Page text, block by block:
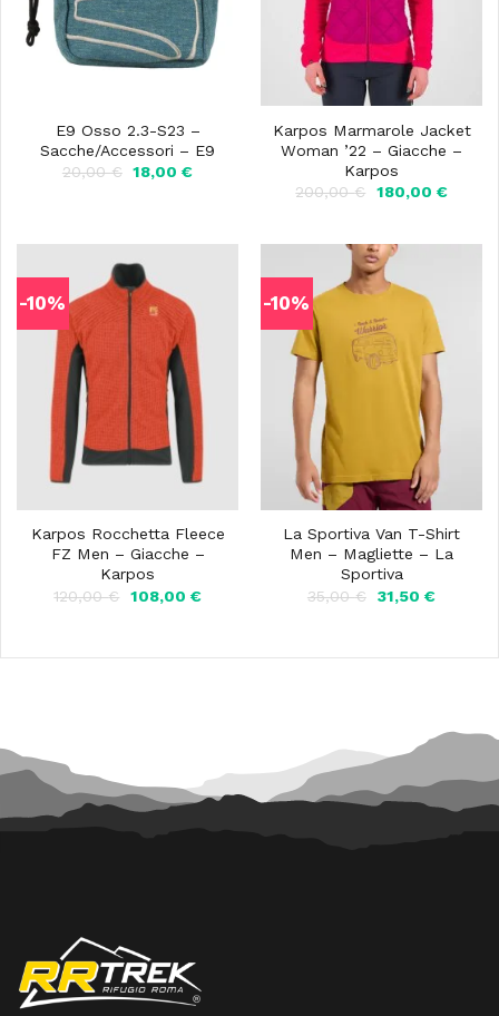
E9 Osso 2.3-S23 –
Sacche/Accessori – E9
20,00€ Il
18,00€Il
Karpos Marmarole Jacket
Woman ’22 – Giacche –
Karpos
200,00€
Il
200,00 €.
180,00 €Il
-10%
Karpos Rocchetta Fleece
FZ Men – Giacche –
Karpos
120,00€
Il
120,00 €.
108,00 €Il
108,00 €.
-10%
La Sportiva Van T-Shirt
Men – Magliette – La
Sportiva
35,00€
Il
35,00 €.
31,50€Il
31,50 €.